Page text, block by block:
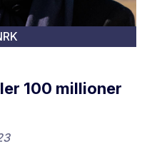
100 millioner